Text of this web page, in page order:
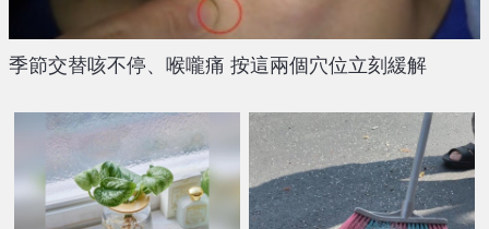
季節交替咳不停、喉嚨痛 按這兩個穴位立刻緩解